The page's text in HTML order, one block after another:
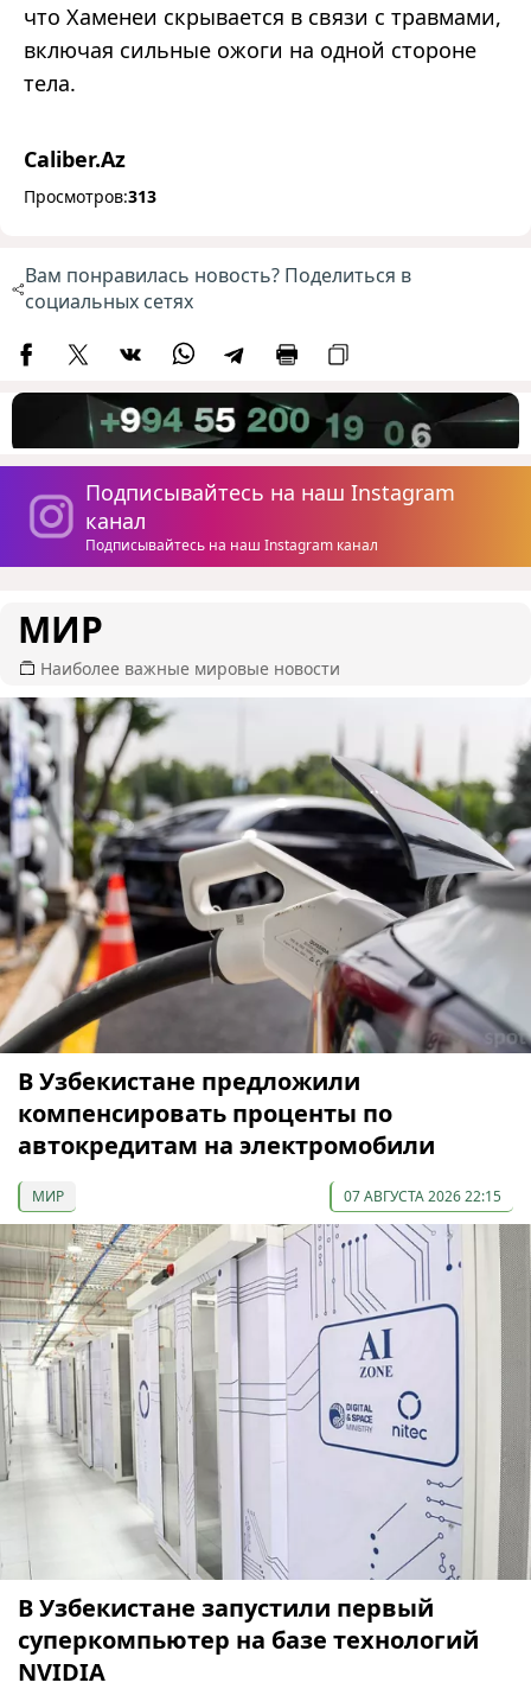
что Хаменеи скрывается в связи с травмами,
включая сильные ожоги на одной стороне
тела.
Caliber.Az
Просмотров:313
Вам понравилась новость? Поделиться в
социальных сетях
Подписывайтесь на наш Instagram
канал
Подписывайтесь на наш Instagram канал
МИР
Наиболее важные мировые новости
В Узбекистане предложили
компенсировать проценты по
автокредитам на электромобили
МИР 07 АВГУСТА 2026 22:15
В Узбекистане запустили первый
суперкомпьютер на базе технологий
NVIDIA